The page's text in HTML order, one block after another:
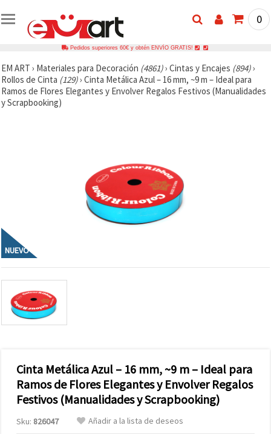
0
Pedidos superiores 60€ y obtén ENVÍO GRATIS!
EM ART › Materiales para Decoración (4861)› Cintas y Encajes (894)›
Rollos de Cinta (129)› Cinta Metálica Azul – 16 mm, ~9 m – Ideal para
Ramos de Flores Elegantes y Envolver Regalos Festivos (Manualidades
y Scrapbooking)
NUEVO
Cinta Metálica Azul – 16 mm, ~9 m – Ideal para
Ramos de Flores Elegantes y Envolver Regalos
Festivos (Manualidades y Scrapbooking)
Sku: 826047 Añadir a la lista de deseos